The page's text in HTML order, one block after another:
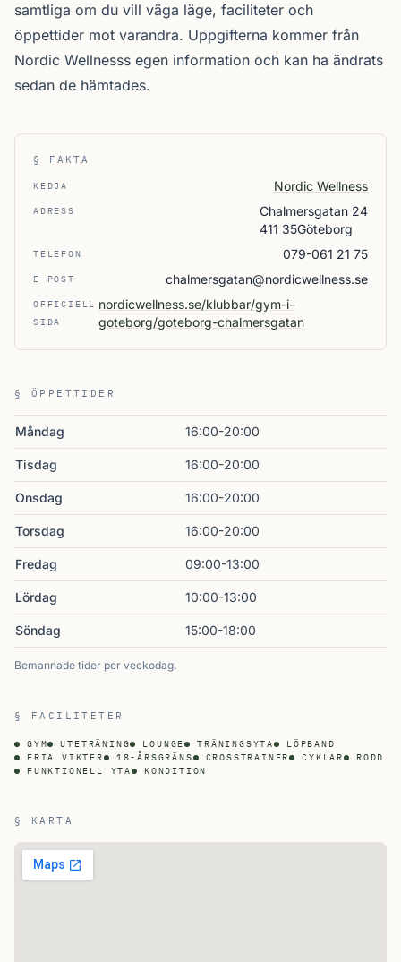
samtliga om du vill väga läge, faciliteter och
öppettider mot varandra. Uppgifterna kommer från
Nordic Wellnesss egen information och kan ha ändrats
sedan de hämtades.
§ FAKTA
KEDJA Nordic Wellness
ADRESS
Chalmersgatan 24
411 35Göteborg
TELEFON 079-061 21 75
E-POST chalmersgatan@nordicwellness.se
OFFICIELL
SIDA
nordicwellness.se/klubbar/gym-i-
goteborg/goteborg-chalmersgatan
§ ÖPPETTIDER
Måndag 16:00-20:00
Tisdag 16:00-20:00
Onsdag 16:00-20:00
Torsdag 16:00-20:00
Fredag 09:00-13:00
Lördag 10:00-13:00
Söndag 15:00-18:00
Bemannade tider per veckodag.
§ FACILITETER
GYM UTETRÄNING LOUNGE TRÄNINGSYTA
LÖPBAND
FRIA VIKTER
18-ÅRSGRÄNS CROSSTRAINER CYKLAR
RODD
FUNKTIONELL YTA
KONDITION
§ KARTA